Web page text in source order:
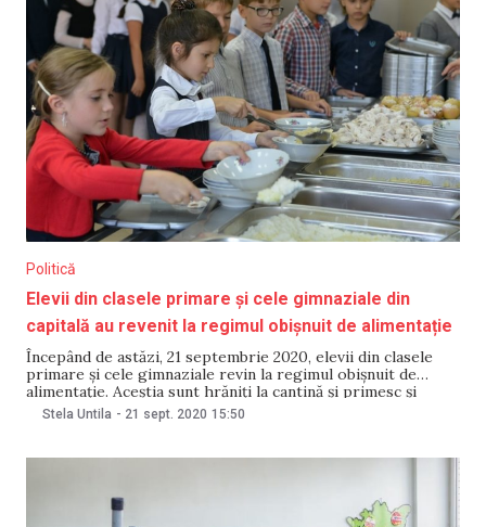
Politică
Elevii din clasele primare și cele gimnaziale din
capitală au revenit la regimul obișnuit de alimentație
Începând de astăzi, 21 septembrie 2020, elevii din clasele
primare și cele gimnaziale revin la regimul obișnuit de
alimentație. Aceștia sunt hrăniți la cantină și primesc și
bucate calde, se arată într-un comunicat publicat de
primăria capitalei. Viceprimarul capitalei, Angela Cutasevici,
Stela Untila - 21 sept. 2020 15:50